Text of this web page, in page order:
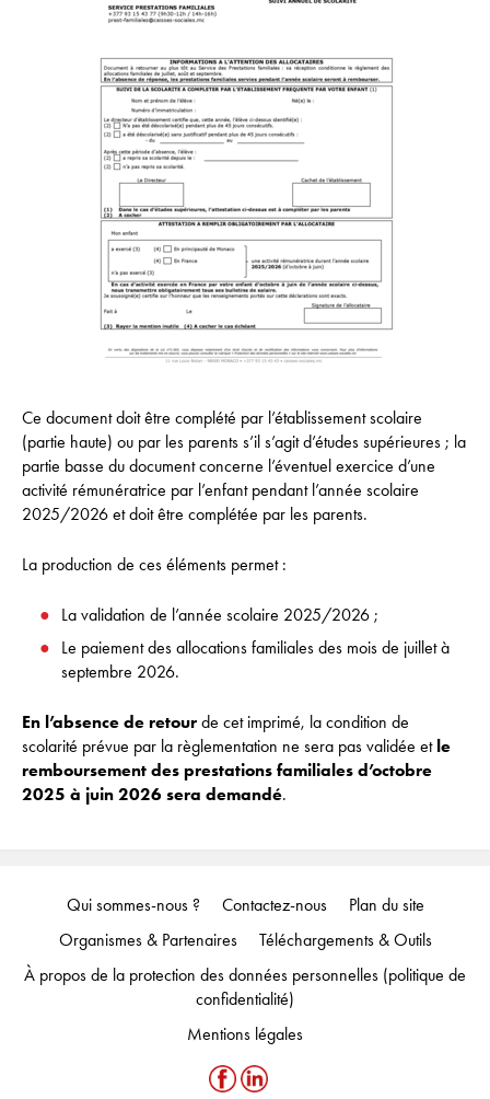
Ce document doit être complété par l’établissement scolaire
(partie haute) ou par les parents s’il s’agit d’études supérieures ; la
partie basse du document concerne l’éventuel exercice d’une
activité rémunératrice par l’enfant pendant l’année scolaire
2025/2026 et doit être complétée par les parents.
La production de ces éléments permet :
La validation de l’année scolaire 2025/2026 ;
Le paiement des allocations familiales des mois de juillet à
septembre 2026.
En l’absence de retour de cet imprimé, la condition de
scolarité prévue par la règlementation ne sera pas validée et le
remboursement des prestations familiales d’octobre
2025 à juin 2026 sera demandé.
Qui sommes-nous ? Contactez-nous
Plan du site
Organismes & Partenaires
Téléchargements & Outils
À propos de la protection des données personnelles (politique de
confidentialité)
Mentions légales